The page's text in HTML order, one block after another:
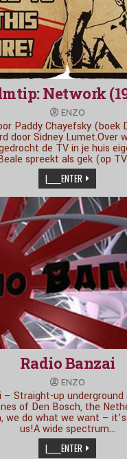
Network
ENZO
Paddy Chayefsky
door Sidney Lumet.Over
de TV in je huis
spreekt als gek (op
|_____ENTER
Radio Banzai
ENZO
– Straight-up
of Den Bosch, the
we do what we want –
us!A wide spectrum…
|_____ENTER